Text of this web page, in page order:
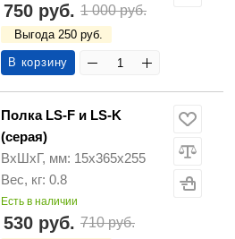
750 руб. 1 000 руб.
Выгода 250 руб.
В корзину
Полка LS-F и LS-K
(серая)
ВхШхГ, мм: 15x365x255
Вес, кг: 0.8
Есть в наличии
530 руб. 710 руб.